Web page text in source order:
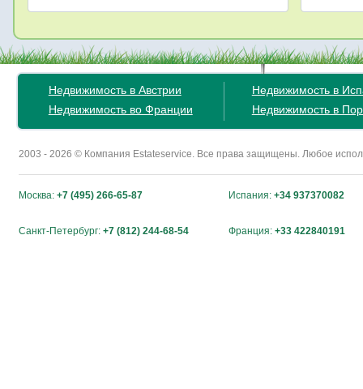
Недвижимость в Австрии
Недвижимость во Франции
Недвижимость в
Недвижимость в
2003 - 2026 © Компания Estateservice. Все права защищены. Любое
Москва: +7 (495) 266-65-87 Испания: +34 937370082
Санкт-Петербург: +7 (812) 244-68-54 Франция: +33 422840191